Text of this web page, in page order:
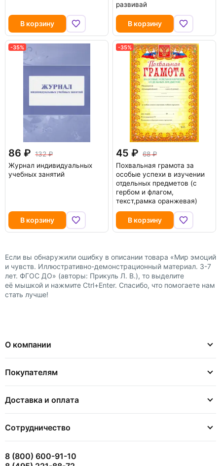
В корзину
развивай
В корзину
-35%
86
132
Журнал индивидуальных
учебных занятий
В корзину
-35%
45
68
Похвальная грамота за
особые успехи в изучении
отдельных предметов (с
гербом и флагом,
текст,рамка оранжевая)
В корзину
Если вы обнаружили ошибку в описании товара «Мир эмоций
и чувств. Иллюстративно-демонстрационный материал. 3-7
лет. ФГОС ДО» (авторы: Прикуль Л. В.), то выделите
её мышкой и нажмите Ctrl+Enter. Спасибо, что помогаете нам
стать лучше!
О компании
Покупателям
Доставка и оплата
Сотрудничество
8 (800) 600-91-10